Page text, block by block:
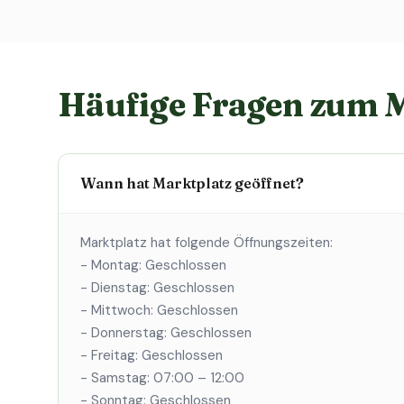
Häufige Fragen zum
Wann hat Marktplatz geöffnet?
Marktplatz hat folgende Öffnungszeiten:
- Montag: Geschlossen
- Dienstag: Geschlossen
- Mittwoch: Geschlossen
- Donnerstag: Geschlossen
- Freitag: Geschlossen
- Samstag: 07:00 – 12:00
- Sonntag: Geschlossen